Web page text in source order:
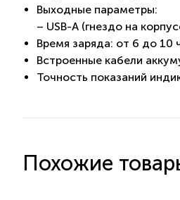
Выходные параметры:
– USB-A (гнездо на
Время заряда: от 6 до 10
Встроенные кабели
Точность показаний
Похожие